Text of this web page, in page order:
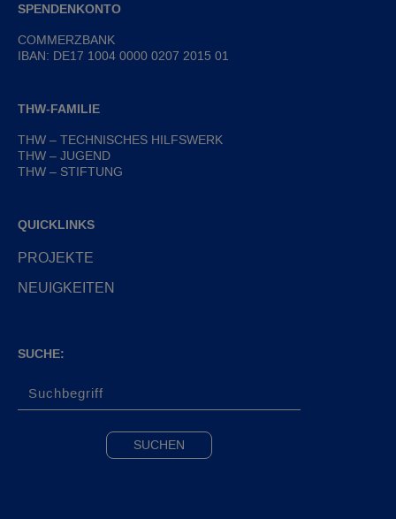
SPENDENKONTO
COMMERZBANK
IBAN: DE17 1004 0000 0207 2015 01
THW-FAMILIE
THW – TECHNISCHES HILFSWERK
THW – JUGEND
THW – STIFTUNG
QUICKLINKS
PROJEKTE
NEUIGKEITEN
SUCHE: